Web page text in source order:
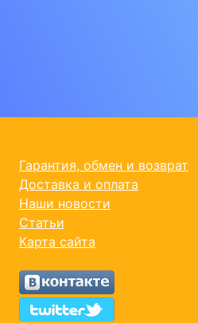
Гарантия, обмен и возврат
Доставка и оплата
Наши новости
Статьи
Карта сайта